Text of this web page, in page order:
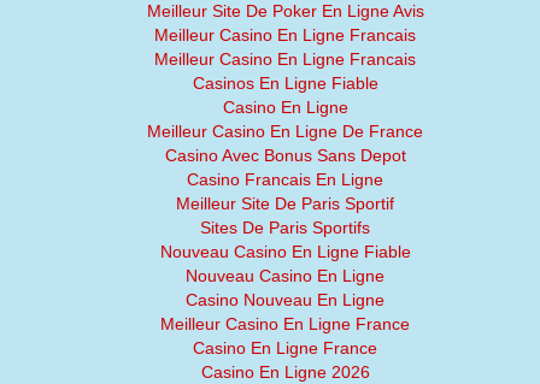
Meilleur Site De Poker En Ligne Avis
Meilleur Casino En Ligne Francais
Meilleur Casino En Ligne Francais
Casinos En Ligne Fiable
Casino En Ligne
Meilleur Casino En Ligne De France
Casino Avec Bonus Sans Depot
Casino Francais En Ligne
Meilleur Site De Paris Sportif
Sites De Paris Sportifs
Nouveau Casino En Ligne Fiable
Nouveau Casino En Ligne
Casino Nouveau En Ligne
Meilleur Casino En Ligne France
Casino En Ligne France
Casino En Ligne 2026